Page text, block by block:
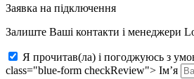
Заявка на підключення
Залиште Ваші контакти і менеджери
Я прочитав(ла) і погоджуюсь з
class="blue-form checkReview"> Ім’я